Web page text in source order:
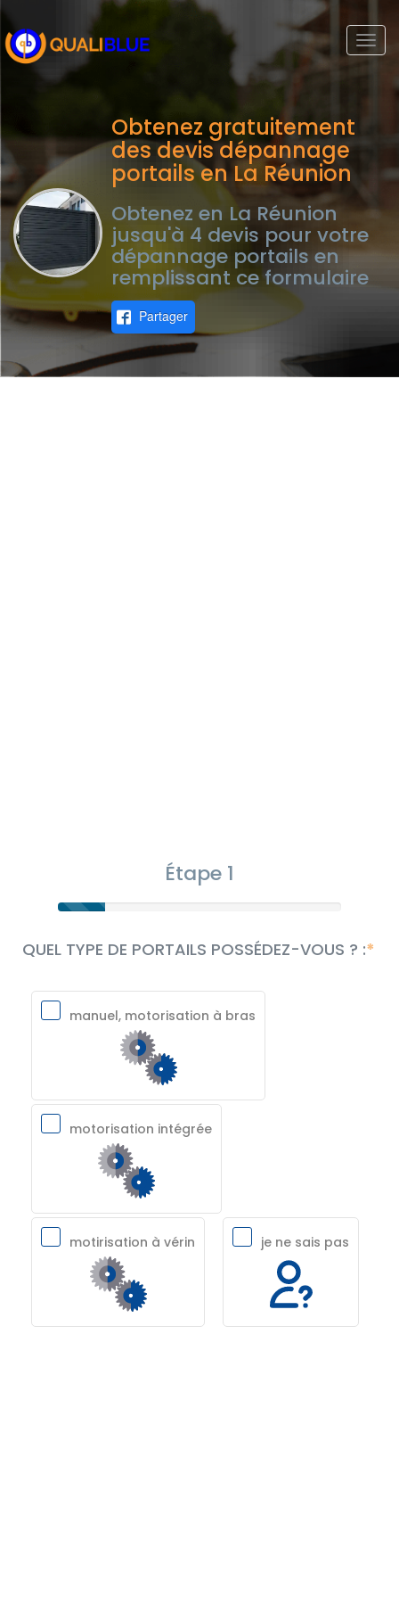
Obtenez gratuitement
des devis dépannage
portails en La Réunion
Obtenez en La Réunion
jusqu'à 4 devis pour votre
dépannage portails en
remplissant ce formulaire
Partager
Étape 1
QUEL TYPE DE PORTAILS POSSÉDEZ-VOUS ? :
manuel, motorisation à bras
motorisation intégrée
motirisation à vérin je ne sais pas